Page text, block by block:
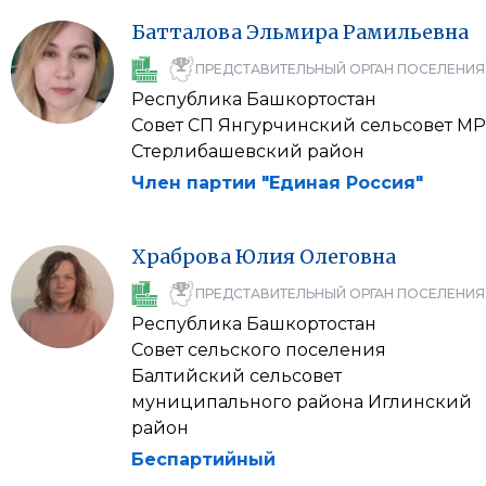
Батталова ЭльмираРамильевна
ПРЕДСТАВИТЕЛЬНЫЙ ОРГАН ПОСЕЛЕНИЯ
Республика Башкортостан
Совет СП Янгурчинский сельсовет МР
Стерлибашевский район
Член партии "Единая Россия"
ХраброваЮлия Олеговна
ПРЕДСТАВИТЕЛЬНЫЙ ОРГАН ПОСЕЛЕНИЯ
Республика Башкортостан
Совет сельского поселения
Балтийский сельсовет
муниципального района Иглинский
район
Беспартийный